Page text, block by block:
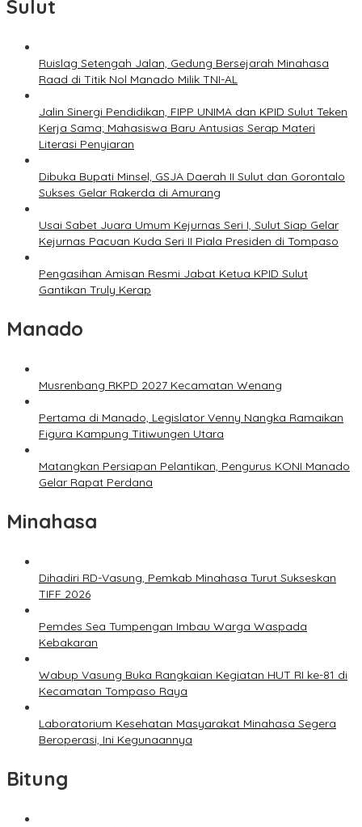
Sulut
Ruislag Setengah Jalan, Gedung Bersejarah Minahasa
Raad di Titik Nol Manado Milik TNI-AL
Jalin Sinergi Pendidikan, FIPP UNIMA dan KPID Sulut Teken
Kerja Sama; Mahasiswa Baru Antusias Serap Materi
Literasi Penyiaran
Dibuka Bupati Minsel, GSJA Daerah II Sulut dan Gorontalo
Sukses Gelar Rakerda di Amurang
Usai Sabet Juara Umum Kejurnas Seri I, Sulut Siap Gelar
Kejurnas Pacuan Kuda Seri II Piala Presiden di Tompaso
Pengasihan Amisan Resmi Jabat Ketua KPID Sulut
Gantikan Truly Kerap
Manado
Musrenbang RKPD 2027 Kecamatan Wenang
Pertama di Manado, Legislator Venny Nangka Ramaikan
Figura Kampung Titiwungen Utara
Matangkan Persiapan Pelantikan, Pengurus KONI Manado
Gelar Rapat Perdana
Minahasa
Dihadiri RD-Vasung, Pemkab Minahasa Turut Sukseskan
TIFF 2026
Pemdes Sea Tumpengan Imbau Warga Waspada
Kebakaran
Wabup Vasung Buka Rangkaian Kegiatan HUT RI ke-81 di
Kecamatan Tompaso Raya
Laboratorium Kesehatan Masyarakat Minahasa Segera
Beroperasi, Ini Kegunaannya
Bitung